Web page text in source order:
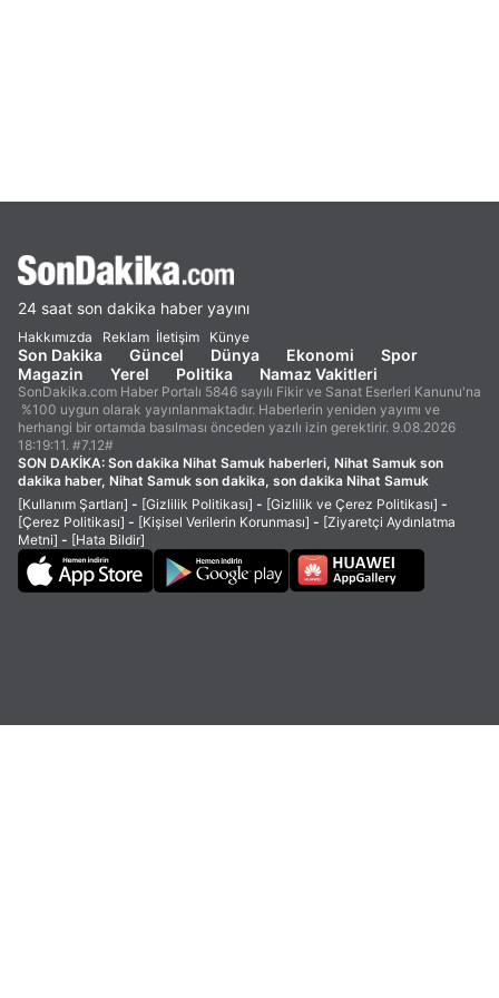
24 saat son dakika haber yayını
Hakkımızda Reklam İletişim Künye
Son Dakika Güncel Dünya Ekonomi
Spor
Magazin
Yerel Politika Namaz Vakitleri
SonDakika.com Haber Portalı 5846 sayılı Fikir ve Sanat Eserleri Kanunu'na
%100 uygun olarak yayınlanmaktadır. Haberlerin yeniden yayımı ve
herhangi bir ortamda basılması önceden yazılı izin gerektirir. 9.08.2026
18:19:11. #7.12#
SON DAKİKA: Son dakika Nihat Samuk haberleri, Nihat Samuk son
dakika haber, Nihat Samuk son dakika, son dakika Nihat Samuk
[Kullanım Şartları] - [Gizlilik Politikası] - [Gizlilik ve Çerez Politikası] -
[Çerez Politikası] - [Kişisel Verilerin Korunması] - [Ziyaretçi Aydınlatma
Metni] - [Hata Bildir]